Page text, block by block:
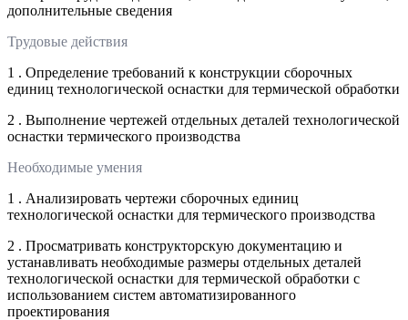
дополнительные сведения
Трудовые действия
1 . Определение требований к конструкции сборочных
единиц технологической оснастки для термической обработки
2 . Выполнение чертежей отдельных деталей технологической
оснастки термического производства
Необходимые умения
1 . Анализировать чертежи сборочных единиц
технологической оснастки для термического производства
2 . Просматривать конструкторскую документацию и
устанавливать необходимые размеры отдельных деталей
технологической оснастки для термической обработки с
использованием систем автоматизированного
проектирования